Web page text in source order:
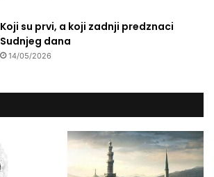
Koji su prvi, a koji zadnji predznaci
Sudnjeg dana
14/05/2026